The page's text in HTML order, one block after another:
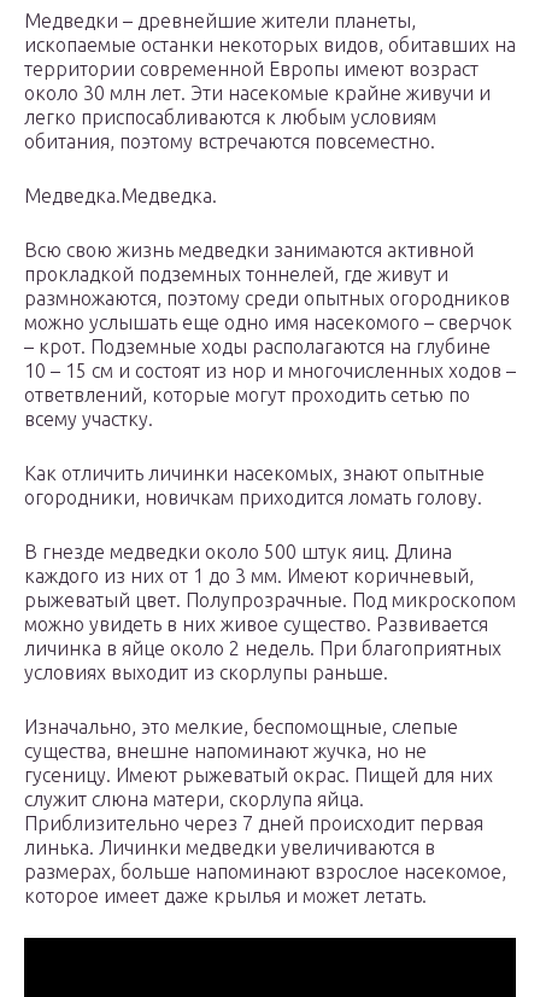
Медведки – древнейшие жители планеты,
ископаемые останки некоторых видов, обитавших на
территории современной Европы имеют возраст
около 30 млн лет. Эти насекомые крайне живучи и
легко приспосабливаются к любым условиям
обитания, поэтому встречаются повсеместно.
Медведка.Медведка.
Всю свою жизнь медведки занимаются активной
прокладкой подземных тоннелей, где живут и
размножаются, поэтому среди опытных огородников
можно услышать еще одно имя насекомого – сверчок
– крот. Подземные ходы располагаются на глубине
10 – 15 см и состоят из нор и многочисленных ходов –
ответвлений, которые могут проходить сетью по
всему участку.
Как отличить личинки насекомых, знают опытные
огородники, новичкам приходится ломать голову.
В гнезде медведки около 500 штук яиц. Длина
каждого из них от 1 до 3 мм. Имеют коричневый,
рыжеватый цвет. Полупрозрачные. Под микроскопом
можно увидеть в них живое существо. Развивается
личинка в яйце около 2 недель. При благоприятных
условиях выходит из скорлупы раньше.
Изначально, это мелкие, беспомощные, слепые
существа, внешне напоминают жучка, но не
гусеницу. Имеют рыжеватый окрас. Пищей для них
служит слюна матери, скорлупа яйца.
Приблизительно через 7 дней происходит первая
линька. Личинки медведки увеличиваются в
размерах, больше напоминают взрослое насекомое,
которое имеет даже крылья и может летать.